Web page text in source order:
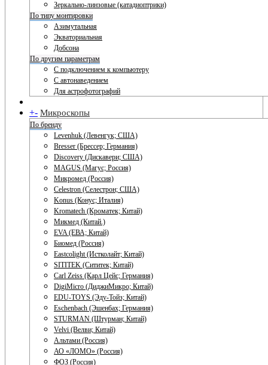
Зеркально-линзовые (катадиоптрики)
По типу монтировки
Азимутальная
Экваториальная
Добсона
По другим параметрам
С подключением к компьютеру
С автонаведением
Для астрофотографий
+- Микроскопы
По бренду
Levenhuk (Левенгук; США)
Bresser (Брессер; Германия)
Discovery (Дискавери; США)
MAGUS (Магус; Россия)
Микромед (Россия)
Celestron (Селестрон; США)
Konus (Конус; Италия)
Kromatech (Кроматек; Китай)
Микмед (Китай.)
EVA (ЕВА; Китай)
Биомед (Россия)
Eastcolight (Истколайт; Китай)
SITITEK (Сититек; Китай)
Carl Zeiss (Карл Цейс; Германия)
DigiMicro (ДиджиМикро; Китай)
EDU-TOYS (Эду-Тойз; Китай)
Eschenbach (Эшенбах; Германия)
STURMAN (Штурман; Китай)
Velvi (Велви; Китай)
Альтами (Россия)
АО «ЛОМО» (Россия)
ФОЗ (Россия)